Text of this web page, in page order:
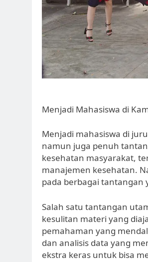
Menjadi Mahasiswa di
Menjadi mahasiswa di
namun juga penuh
kesehatan masyarakat,
manajemen kesehatan.
pada berbagai tantangan
Salah satu tantangan
kesulitan materi yang
pemahaman yang
dan analisis data yang
ekstra keras untuk bisa